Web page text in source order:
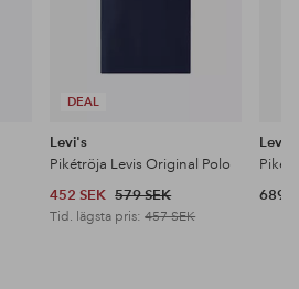
DEAL
Levi's
Pikétröja Levis Original Polo
452 SEK 579 SEK
Tid. lägsta pris:457 SEK
Levi's
689